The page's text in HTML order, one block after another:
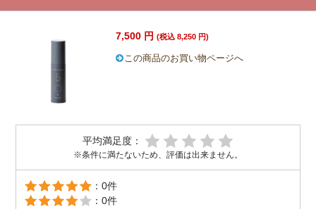
7,500 円 (税込 8,250 円)
この商品のお買い物ページへ
平均満足度：
※条件に満たないため、評価は出来ません。
：0件
：0件